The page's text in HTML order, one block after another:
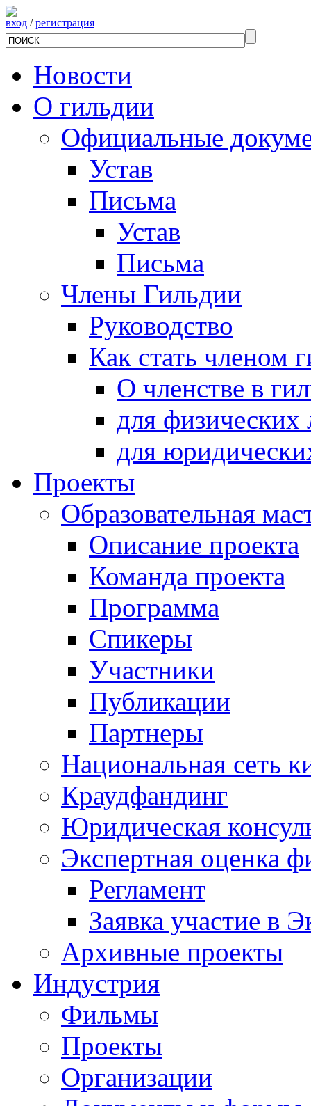
вход /регистрация
Новости
О гильдии
Официальные
Устав
Письма
Устав
Письма
Члены Гильдии
Руководство
Как стать членом
О членстве в
для физических
для
Проекты
Образовательная
Описание проекта
Команда проекта
Программа
Спикеры
Участники
Публикации
Партнеры
Национальная сеть
Краудфандинг
Юридическая
Экспертная оценка
Регламент
Заявка участие в
Архивные проекты
Индустрия
Фильмы
Проекты
Организации